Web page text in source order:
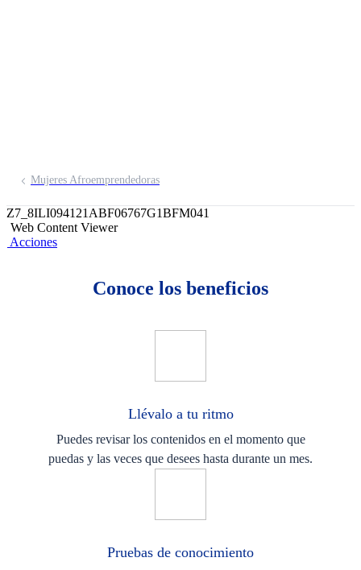
Mujeres Afroemprendedoras
Z7_8ILI094121ABF06767G1BFM041
Web Content Viewer
Acciones
Conoce los beneficios
Llévalo a tu ritmo
Puedes revisar los contenidos en el momento que
puedas y las veces que desees hasta durante un mes.
Pruebas de conocimiento